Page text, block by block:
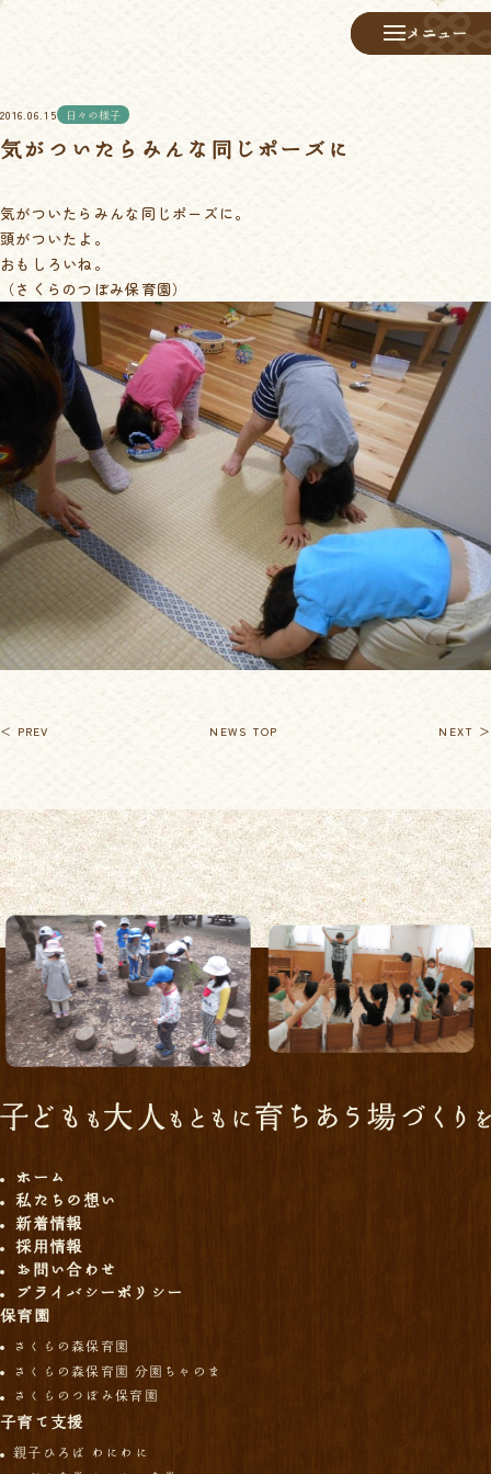
メニュー
メニュー
2016.06.15 日々の様子
気がついたらみんな同じポーズに
気がついたらみんな同じポーズに。
頭がついたよ。
おもしろいね。
（さくらのつぼみ保育園）
＜ PREV NEWS TOP NEXT ＞
ホーム
私たちの想い
新着情報
採用情報
お問い合わせ
プライバシーポリシー
保育園
さくらの森保育園
さくらの森保育園 分園ちゃのま
さくらのつぼみ保育園
子育て支援
親子ひろば わにわに